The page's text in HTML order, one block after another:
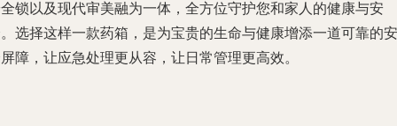
锁以及现代审美融为一体，全方位守护您和家人的健康与安
选择这样一款药箱，是为宝贵的生命与健康增添一道可靠的安
障，让应急处理更从容，让日常管理更高效。